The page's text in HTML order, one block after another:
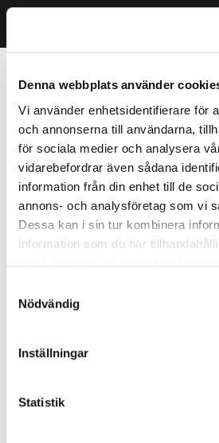
Denna webbplats använder
Vi använder enhetsidentifierare för
och annonserna till användarna,
för sociala medier och analysera
vidarebefordrar även sådana
information från din enhet till de
annons- och analysföretag som vi
Dessa kan i sin tur kombinera
information som du har
Nödvändig
Inställningar
Statistik